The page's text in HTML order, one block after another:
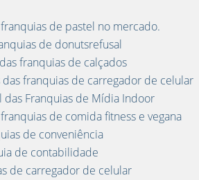
de pastel no mercado.
de donutsrefusal
franquias de calçados
das franquias de carregador de celular
das Franquias de Mídia Indoor
de comida fitness e vegana
de conveniência
de contabilidade
de carregador de celular